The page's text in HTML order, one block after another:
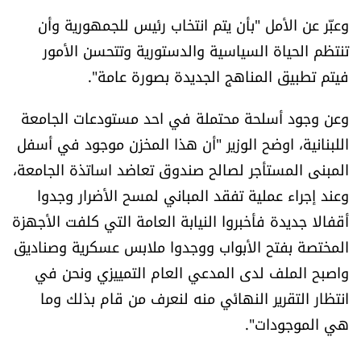
وعبّر عن الأمل "بأن يتم انتخاب رئيس للجمهورية وأن
تنتظم الحياة السياسية والدستورية وتتحسن الأمور
فيتم تطبيق المناهج الجديدة بصورة عامة".
وعن وجود أسلحة محتملة في احد مستودعات الجامعة
اللبنانية، اوضح الوزير "أن هذا المخزن موجود في أسفل
المبنى المستأجر لصالح صندوق تعاضد اساتذة الجامعة،
وعند إجراء عملية تفقد المباني لمسح الأضرار وجدوا
أقفالا جديدة فأخبروا النيابة العامة التي كلفت الأجهزة
المختصة بفتح الأبواب ووجدوا ملابس عسكرية وصناديق
واصبح الملف لدى المدعي العام التمييزي ونحن في
انتظار التقرير النهائي منه لنعرف من قام بذلك وما
هي الموجودات".